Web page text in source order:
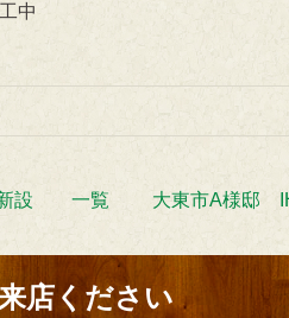
中
設 一覧 大東市A様邸
店ください